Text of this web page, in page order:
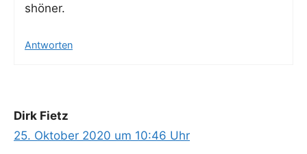
shöner.
Antworten
Dirk Fietz
25. Oktober 2020 um 10:46 Uhr